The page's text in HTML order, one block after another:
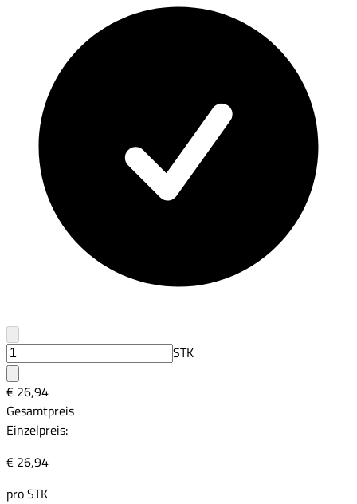
STK
€ 26,94
Gesamtpreis
Einzelpreis:
€ 26,94
proSTK